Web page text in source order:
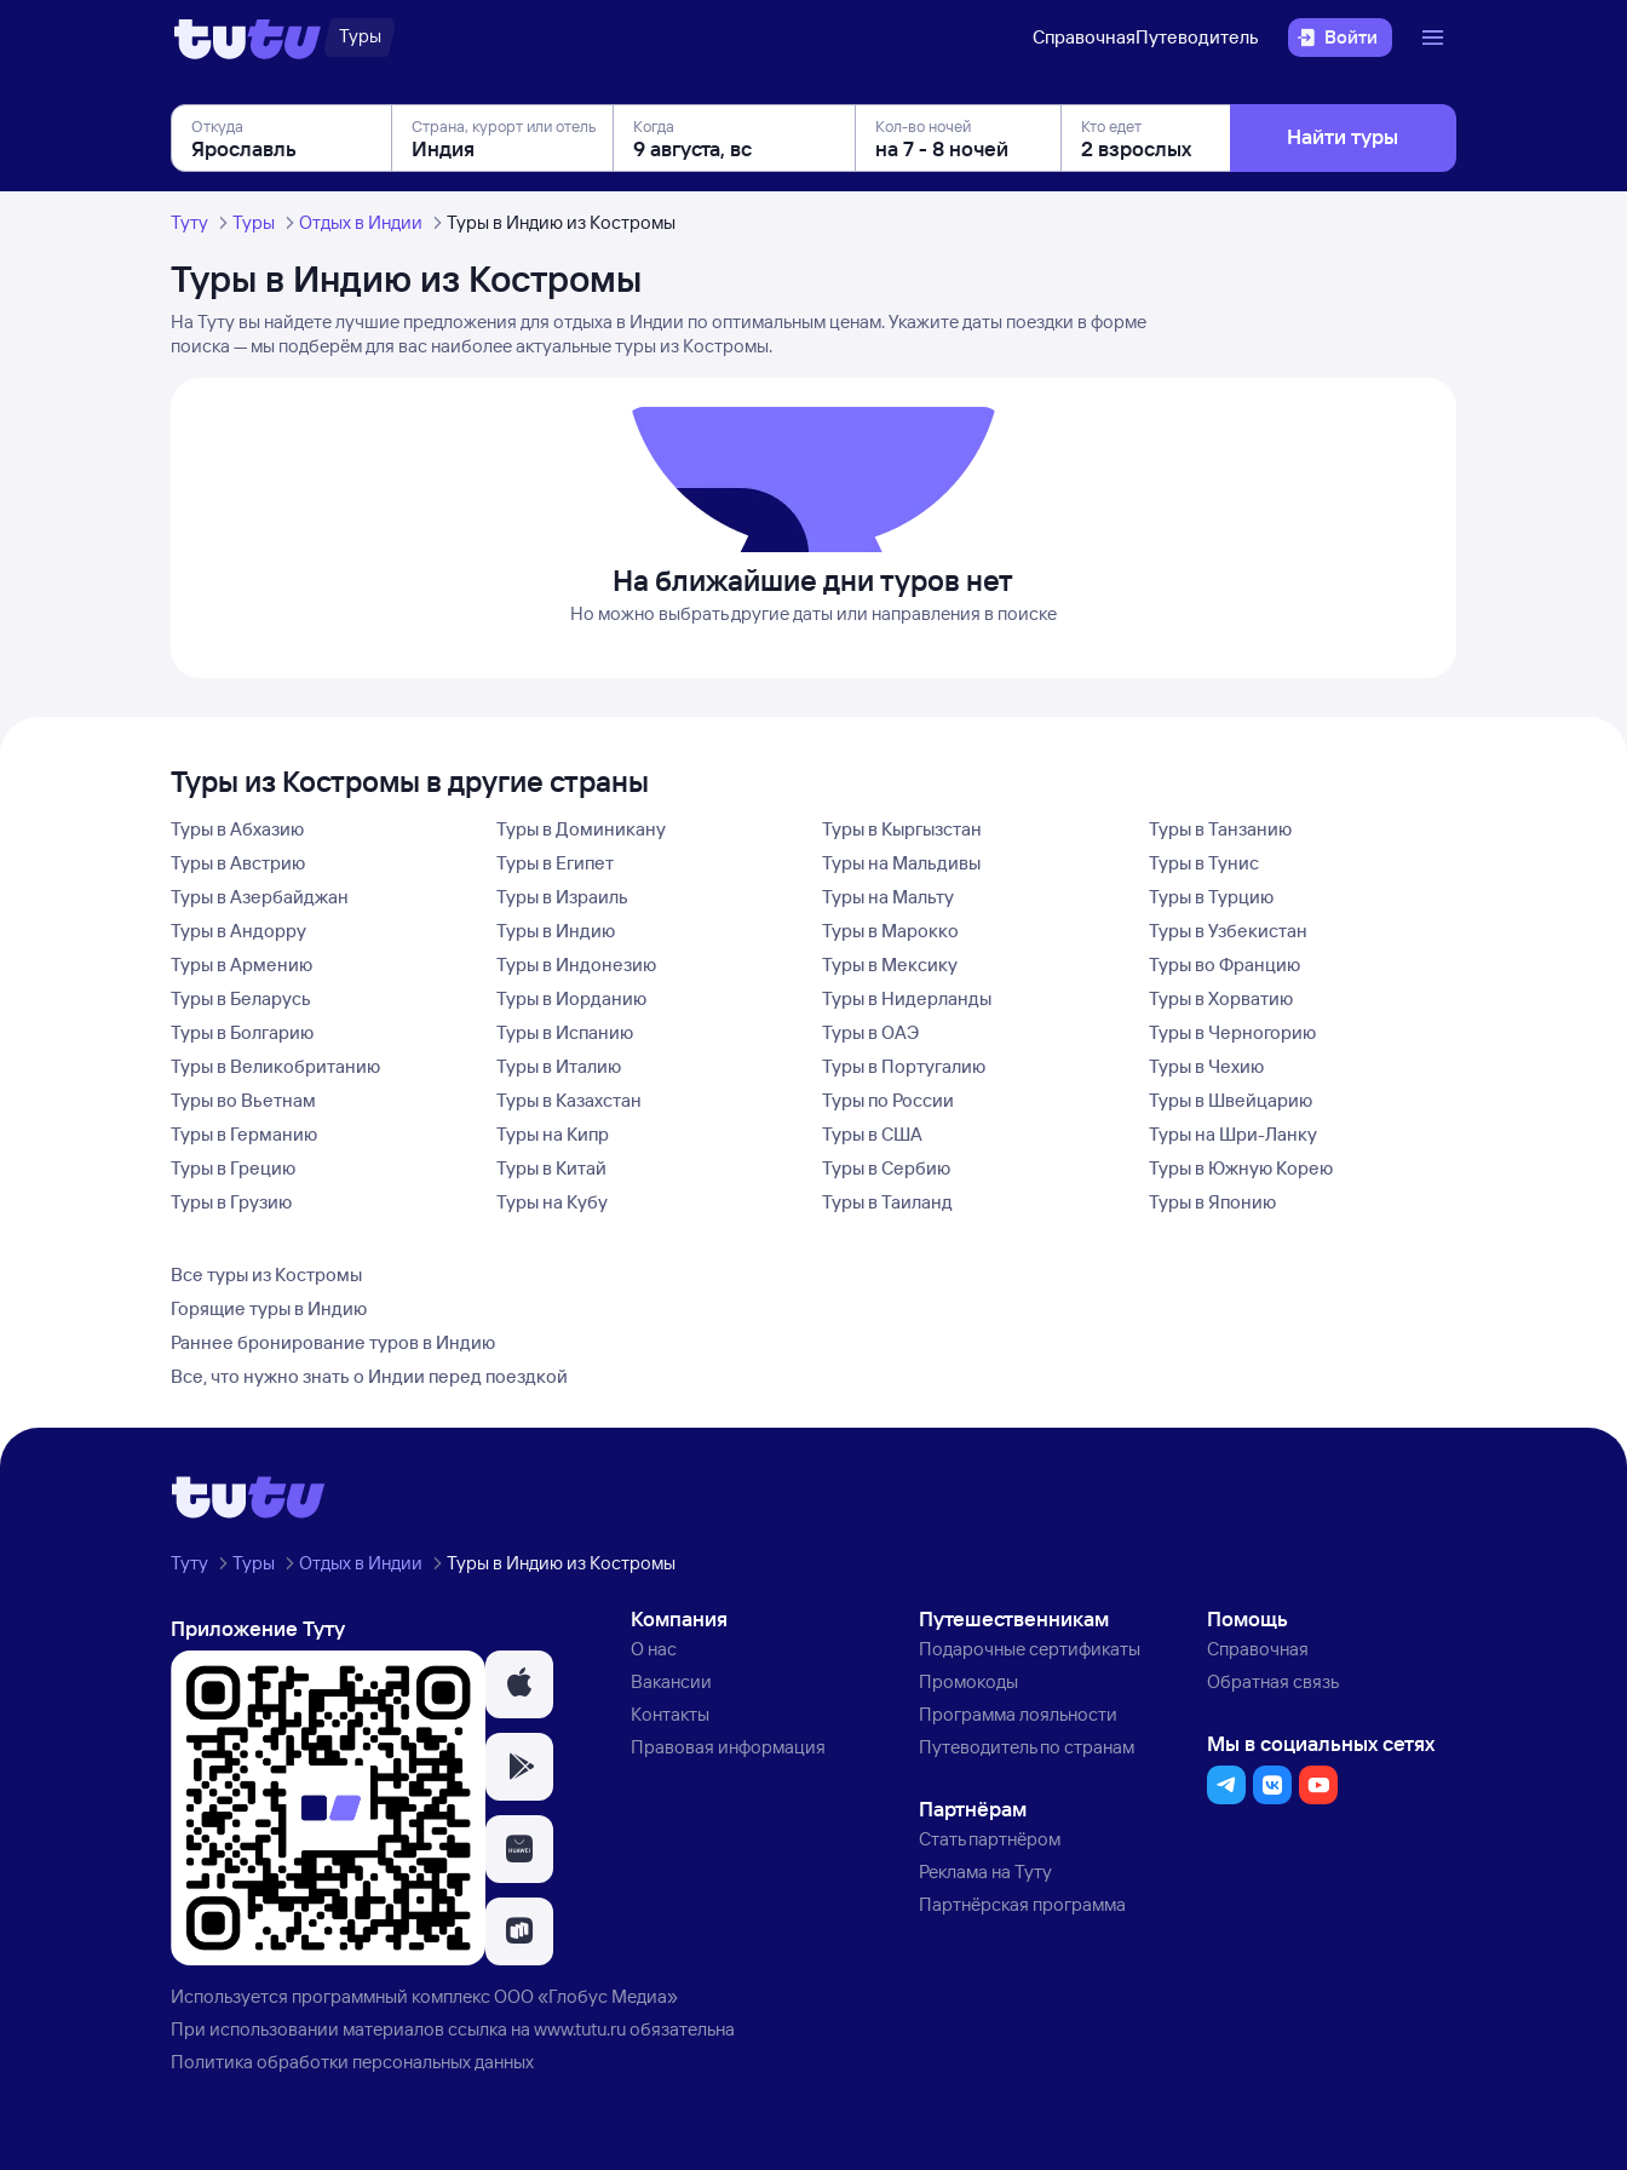
Туры СправочнаяПутеводитель Войти
Откуда Страна, курорт или отель Когда Кол-во ночей Кто едет Найти туры
Туту Туры Отдых в Индии Туры в Индию из Костромы
Туры в Индию из Костромы
На Туту вы найдете лучшие предложения для отдыха в Индии по оптимальным ценам. Укажите даты поездки в форме
поиска — мы подберём для вас наиболее актуальные туры из Костромы.
На ближайшие дни туров нет
Но можно выбрать другие даты или направления в поиске
Туры из Костромы в другие страны
Туры в Абхазию
Туры в Австрию
Туры в Азербайджан
Туры в Андорру
Туры в Армению
Туры в Беларусь
Туры в Болгарию
Туры в Великобританию
Туры во Вьетнам
Туры в Германию
Туры в Грецию
Туры в Грузию
Туры в Доминикану
Туры в Египет
Туры в Израиль
Туры в Индию
Туры в Индонезию
Туры в Иорданию
Туры в Испанию
Туры в Италию
Туры в Казахстан
Туры на Кипр
Туры в Китай
Туры на Кубу
Туры в Кыргызстан
Туры на Мальдивы
Туры на Мальту
Туры в Марокко
Туры в Мексику
Туры в Нидерланды
Туры в ОАЭ
Туры в Португалию
Туры по России
Туры в США
Туры в Сербию
Туры в Таиланд
Туры в Танзанию
Туры в Тунис
Туры в Турцию
Туры в Узбекистан
Туры во Францию
Туры в Хорватию
Туры в Черногорию
Туры в Чехию
Туры в Швейцарию
Туры на Шри-Ланку
Туры в Южную Корею
Туры в Японию
Все туры из Костромы
Горящие туры в Индию
Раннее бронирование туров в Индию
Все, что нужно знать о Индии перед поездкой
Туту Туры Отдых в Индии Туры в Индию из Костромы
Приложение Туту Компания
О нас
Вакансии
Контакты
Правовая информация
Путешественникам
Подарочные сертификаты
Промокоды
Программа лояльности
Путеводитель по странам
Партнёрам
Стать партнёром
Реклама на Туту
Партнёрская программа
Помощь
Справочная
Обратная связь
Мы в социальных сетях
Используется программный комплексООО «Глобус Медиа»
При использовании материалов ссылка наwww.tutu.ruобязательна
Политика обработки персональных данных